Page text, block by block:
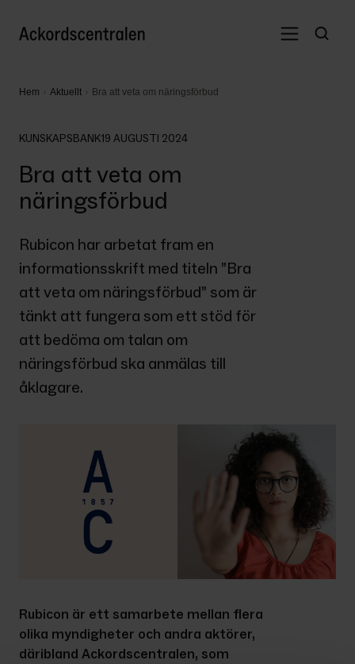
Hem Aktuellt Bra att veta om näringsförbud
KUNSKAPSBANK19 AUGUSTI 2024
Bra att veta om
näringsförbud
Rubicon har arbetat fram en
informationsskrift med titeln ”Bra
att veta om näringsförbud” som är
tänkt att fungera som ett stöd för
att bedöma om talan om
näringsförbud ska anmälas till
åklagare.
Rubicon är ett samarbete mellan flera
olika myndigheter och andra aktörer,
däribland Ackordscentralen, som